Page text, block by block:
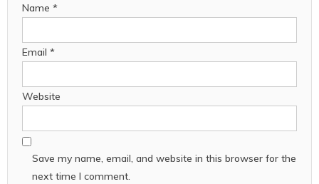
Name *
Email *
Website
Save my name, email, and website in this browser for the
next time I comment.